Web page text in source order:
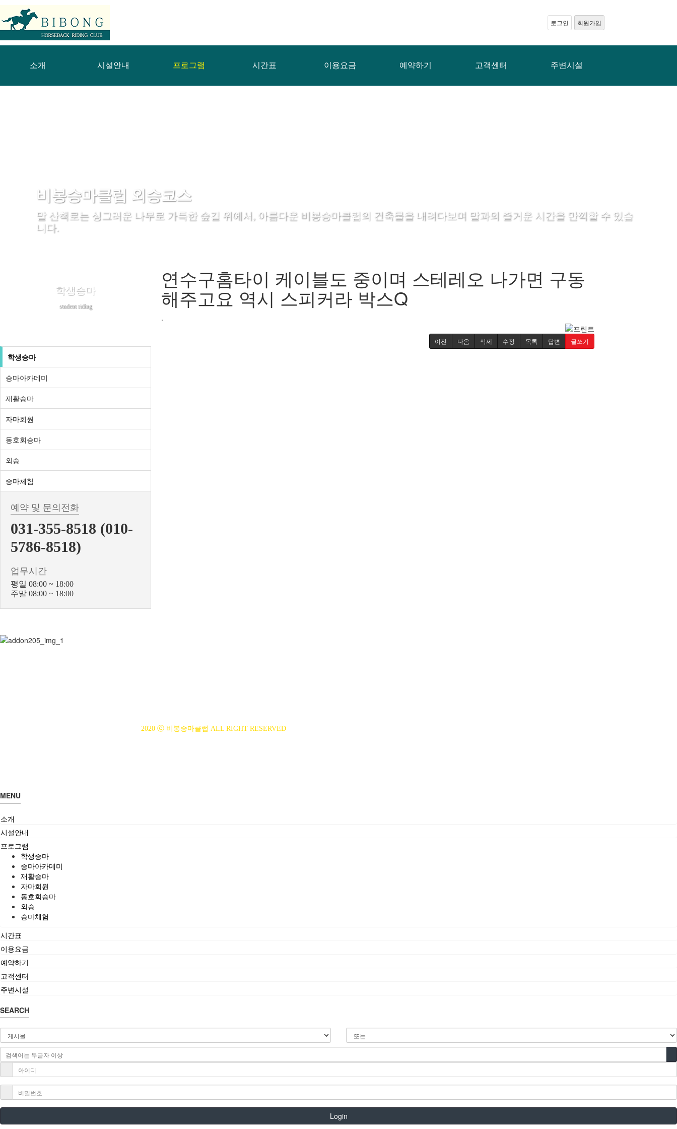
로그인 회원가입
소개 시설안내 프로그램 시간표 이용요금 예약하기 고객센터 주변시설
비봉승마클럽 외승코스
말 산책로는 싱그러운 나무로 가득한 숲길 위에서, 아름다운 비봉승마클럽의 건축물을 내려다보며 말과의 즐거운 시간을 만끽할 수 있습
니다.
학생승마
student riding
학생승마
승마아카데미
재활승마
자마회원
동호회승마
외승
승마체험
예약 및 문의전화
031-355-8518 (010-
5786-8518)
업무시간
평일 08:00 ~ 18:00
주말 08:00 ~ 18:00
연수구홈타이 케이블도 중이며 스테레오 나가면 구동
해주고요 역시 스피커라 박스Q
.
이전 다음 삭제 수정 목록 답변 글쓰기
2020 ⓒ 비봉승마클럽 ALL RIGHT RESERVED
MENU
소개
시설안내
프로그램
학생승마
승마아카데미
재활승마
자마회원
동호회승마
외승
승마체험
시간표
이용요금
예약하기
고객센터
주변시설
SEARCH
Login